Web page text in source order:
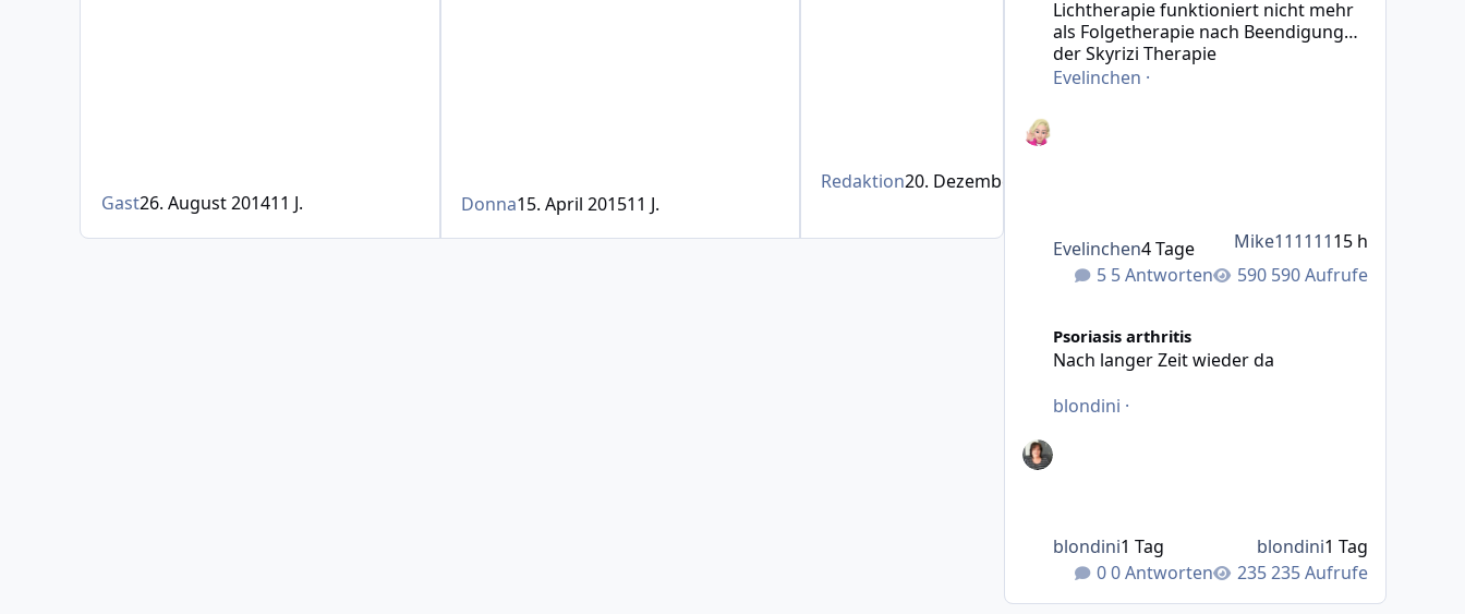
Gast26. August 201411 J. Donna15. April 201511 J.
Redaktion20. Dezember 2020
Lichtherapie funktioniert nicht mehr
als Folgetherapie nach Beendigung
der Skyrizi Therapie
Evelinchen ·
5 Antworten 590 Aufrufe
Evelinchen4 Tage Mike11111115 h
Psoriasis arthritis
Nach langer Zeit wieder da
blondini ·
0 Antworten 235 Aufrufe
blondini1 Tag blondini1 Tag